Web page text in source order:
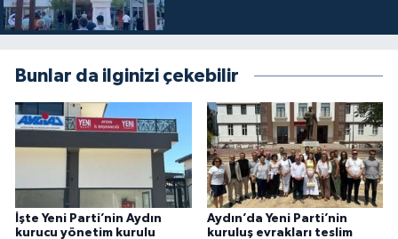
Bunlar da ilginizi çekebilir
İşte Yeni Parti’nin Aydın
kurucu yönetim kurulu
Aydın’da Yeni Parti’nin
kuruluş evrakları teslim